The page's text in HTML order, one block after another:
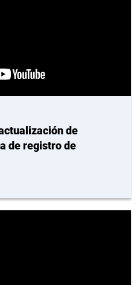
de
de registro de